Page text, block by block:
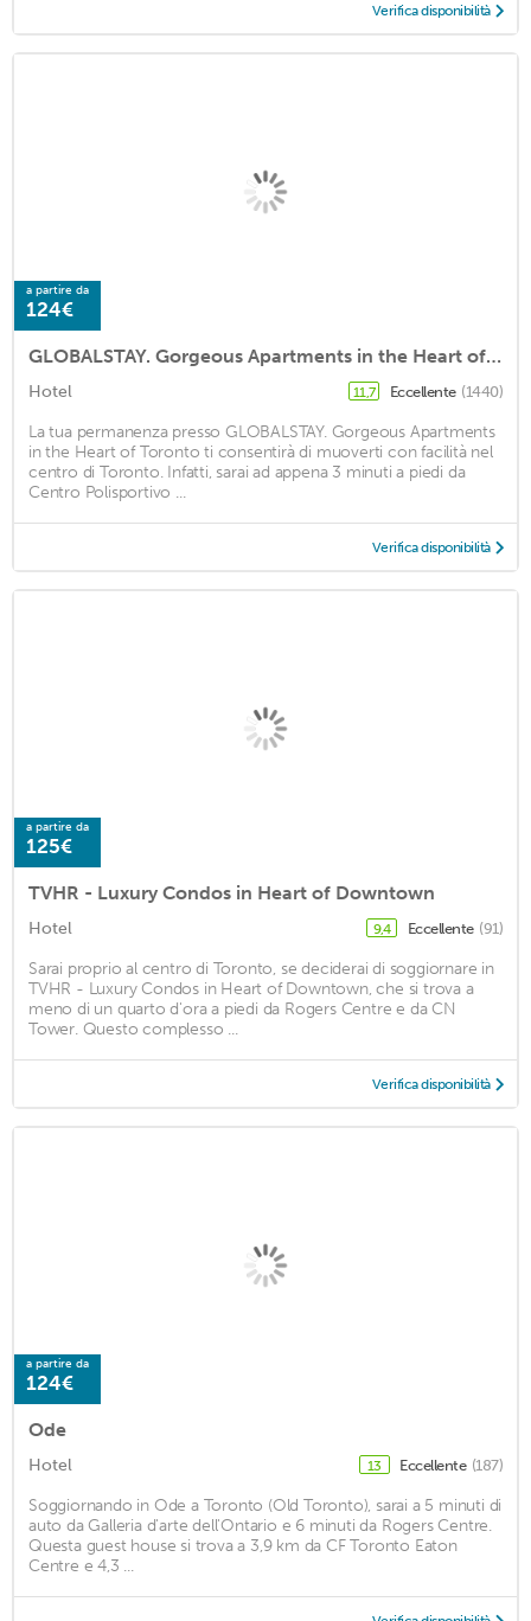
Verifica disponibilità
a partire da
124€
GLOBALSTAY. Gorgeous Apartments in the Heart of Toronto
Hotel 11,7 Eccellente (1440)
La tua permanenza presso GLOBALSTAY. Gorgeous Apartments
in the Heart of Toronto ti consentirà di muoverti con facilità nel
centro di Toronto. Infatti, sarai ad appena 3 minuti a piedi da
Centro Polisportivo ...
Verifica disponibilità
a partire da
125€
TVHR - Luxury Condos in Heart of Downtown
Hotel 9,4 Eccellente (91)
Sarai proprio al centro di Toronto, se deciderai di soggiornare in
TVHR - Luxury Condos in Heart of Downtown, che si trova a
meno di un quarto d'ora a piedi da Rogers Centre e da CN
Tower. Questo complesso ...
Verifica disponibilità
a partire da
124€
Ode
Hotel 13 Eccellente (187)
Soggiornando in Ode a Toronto (Old Toronto), sarai a 5 minuti di
auto da Galleria d'arte dell'Ontario e 6 minuti da Rogers Centre.
Questa guest house si trova a 3,9 km da CF Toronto Eaton
Centre e 4,3 ...